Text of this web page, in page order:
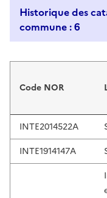
Historique des
commune : 6
Code NOR
INTE2014522A
INTE1914147A